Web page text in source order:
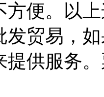
方便。以
发贸易，
提供服务